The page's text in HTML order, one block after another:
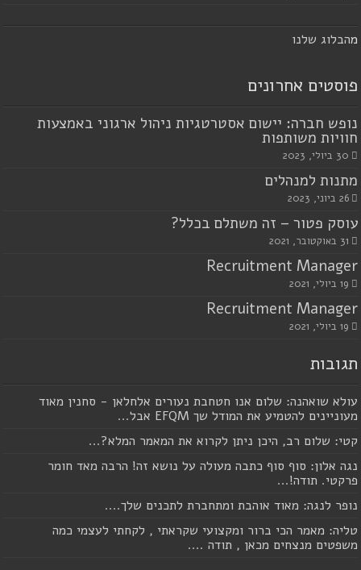
מהבלוג שלנו
פוסטים אחרונים
נופש חברה: יישום אסטרטגיות ניהול ארגוני באמצעות
חוויות משותפות
30 ביולי, 2023
מתנות למנהלים
26 ביוני, 2023
עוסק פטור – זה משתלם בכלל?
31 באוקטובר, 2021
Recruitment Manager
19 ביולי, 2021
Recruitment Manager
19 ביולי, 2021
תגובות
עולא שואהנה: שלום אנו חטחבת נעורים אלחלאן - סחנין מאוד
מעוניינים להטמיע את המודל שך EFQM אבל...
קטי: שלום רב, היכן ניתן לקרוא את המאמר המלא?...
נגה אלון: סוף סוף כתבה מעולה על נושא זה! הרבה מאד חומר
פרקטי. תודה!...
נופר לנגה: מאוד אוהבת ומתחברת לתכנים שלך....
טליה: מאמר הכי ברור ומקצועי שקראתי , לקחתי לעצמי כמה
משפטים מנצחים מכאן , תודה ....